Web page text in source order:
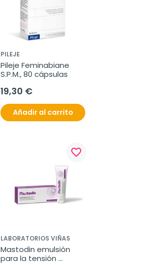
PILEJE
Pileje Feminabiane
S.P.M., 80 cápsulas
19,30 €
Añadir al carrito
favorite_border
LABORATORIOS VIÑAS
Mastodin emulsión
para la tensión